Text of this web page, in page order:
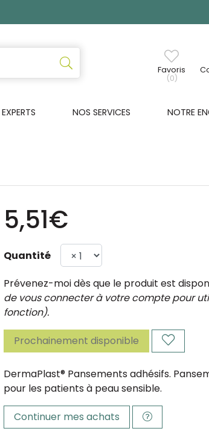
Favoris
(0)
NOS SERVICES NOTRE
5,51€
Quantité
Prévenez-moi dès que le produit est
de vous connecter à votre compte pour
fonction).
Prochainement disponible
DermaPlast® Pansements adhésifs.
pour les patients à peau sensible.
Continuer mes achats